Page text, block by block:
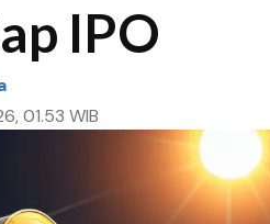
IPO
01.53 WIB